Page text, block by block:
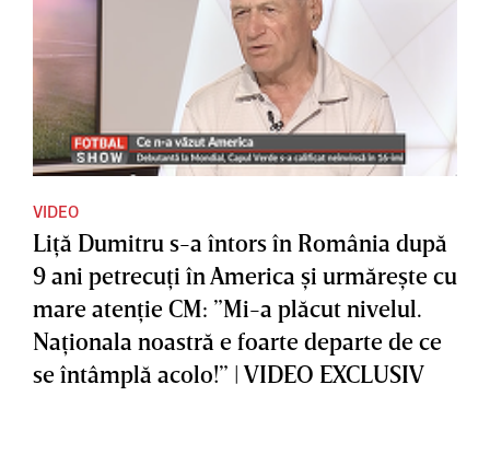
VIDEO
Liţă Dumitru s-a întors în România după
9 ani petrecuţi în America şi urmăreşte cu
mare atenţie CM: ”Mi-a plăcut nivelul.
Naţionala noastră e foarte departe de ce
se întâmplă acolo!” | VIDEO EXCLUSIV